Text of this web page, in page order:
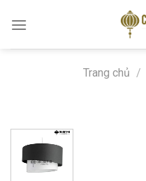
Trang chủ /